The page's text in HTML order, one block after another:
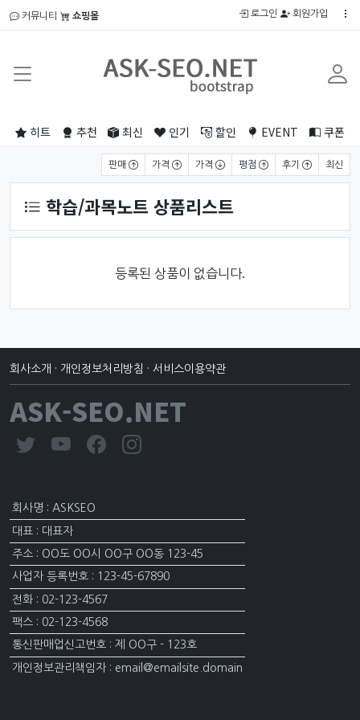
커뮤니티 쇼핑몰 로그인 회원가입
히트 추천 최신 인기 할인 EVENT 쿠폰
판매 가격 가격 평점 후기 최신
학습/과목노트 상품리스트
등록된 상품이 없습니다.
회사소개 · 개인정보처리방침 · 서비스이용약관
ASK-SEO.NET
회사명 : ASKSEO
대표 : 대표자
주소 : OO도 OO시 OO구 OO동 123-45
사업자 등록번호 : 123-45-67890
전화 : 02-123-4567
팩스 : 02-123-4568
통신판매업신고번호 : 제 OO구 - 123호
개인정보관리책임자 : email@emailsite.domain